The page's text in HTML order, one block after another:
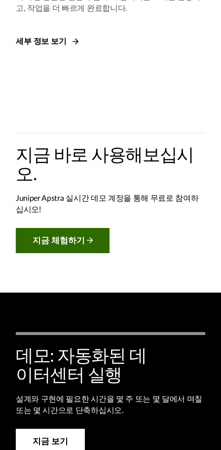
고, 작업을 더 빠르게 완료합니다.
세부 정보 보기
지금 바로 사용해보십시
오.
Juniper Apstra 실시간 데모 계정을 통해 무료로 참여하
십시오!
지금 체험하기
데모: 자동화된 데
이터센터 실행
설계와 구현에 필요한 시간을 몇 주 또는 몇 달에서 며칠
또는 몇 시간으로 단축하십시오.
지금 보기